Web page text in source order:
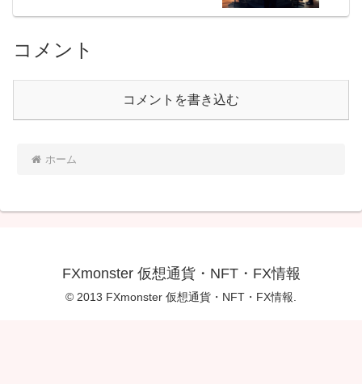
コメント
コメントを書き込む
ホーム
FXmonster 仮想通貨・NFT・FX情報
© 2013 FXmonster 仮想通貨・NFT・FX情報.